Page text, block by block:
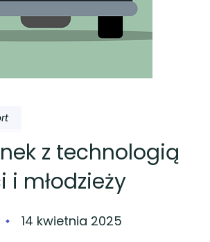
z technologią
i młodzieży
14 kwietnia 2025